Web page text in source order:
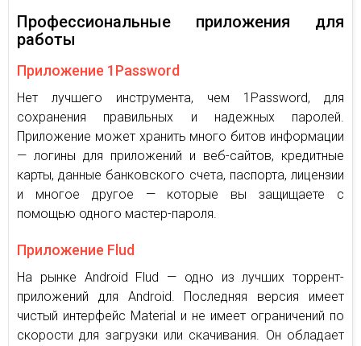
Профессиональные приложения для
работы
Приложение 1Password
Нет лучшего инструмента, чем 1Password, для
сохранения правильных и надежных паролей.
Приложение может хранить много битов информации
— логины для приложений и веб-сайтов, кредитные
карты, данные банковского счета, паспорта, лицензии
и многое другое — которые вы защищаете с
помощью одного мастер-пароля.
Приложение Flud
На рынке Android Flud — одно из лучших торрент-
приложений для Android. Последняя версия имеет
чистый интерфейс Material и не имеет ограничений по
скорости для загрузки или скачивания. Он обладает